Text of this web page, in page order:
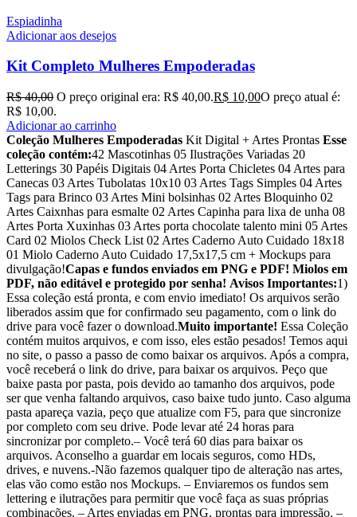
Espiadinha
Adicionar aos desejos
Kit Completo Mulheres Empoderadas
R$40,00 O preço original era: R$ 40,00.R$ 10,00O preço atual é:
R$ 10,00.
Adicionar ao carrinho
Coleção Mulheres Empoderadas Kit Digital + Artes Prontas Esse
coleção contém:42 Mascotinhas 05 Ilustrações Variadas 20
Letterings 30 Papéis Digitais 04 Artes Porta Chicletes 04 Artes para
Canecas 03 Artes Tubolatas 10x10 03 Artes Tags Simples 04 Artes
Tags para Brinco 03 Artes Mini bolsinhas 02 Artes Bloquinho 02
Artes Caixnhas para esmalte 02 Artes Capinha para lixa de unha 08
Artes Porta Xuxinhas 03 Artes porta chocolate talento mini 05 Artes
Card 02 Miolos Check List 02 Artes Caderno Auto Cuidado 18x18
01 Miolo Caderno Auto Cuidado 17,5x17,5 cm + Mockups para
divulgação!Capas e fundos enviados em PNG e PDF! Miolos em
PDF, não editável e protegido por senha! Avisos Importantes:1)
Essa coleção está pronta, e com envio imediato! Os arquivos serão
liberados assim que for confirmado seu pagamento, com o link do
drive para você fazer o download.Muito importante! Essa Coleção
contém muitos arquivos, e com isso, eles estão pesados! Temos aqui
no site, o passo a passo de como baixar os arquivos. Após a compra,
você receberá o link do drive, para baixar os arquivos. Peço que
baixe pasta por pasta, pois devido ao tamanho dos arquivos, pode
ser que venha faltando arquivos, caso baixe tudo junto. Caso alguma
pasta apareça vazia, peço que atualize com F5, para que sincronize
por completo com seu drive. Pode levar até 24 horas para
sincronizar por completo.– Você terá 60 dias para baixar os
arquivos. Aconselho a guardar em locais seguros, como HDs,
drives, e nuvens.-Não fazemos qualquer tipo de alteração nas artes,
elas vão como estão nos Mockups. – Enviaremos os fundos sem
lettering e ilutrações para permitir que você faça as suas próprias
combinações. – Artes enviadas em PNG, prontas para impressão. –